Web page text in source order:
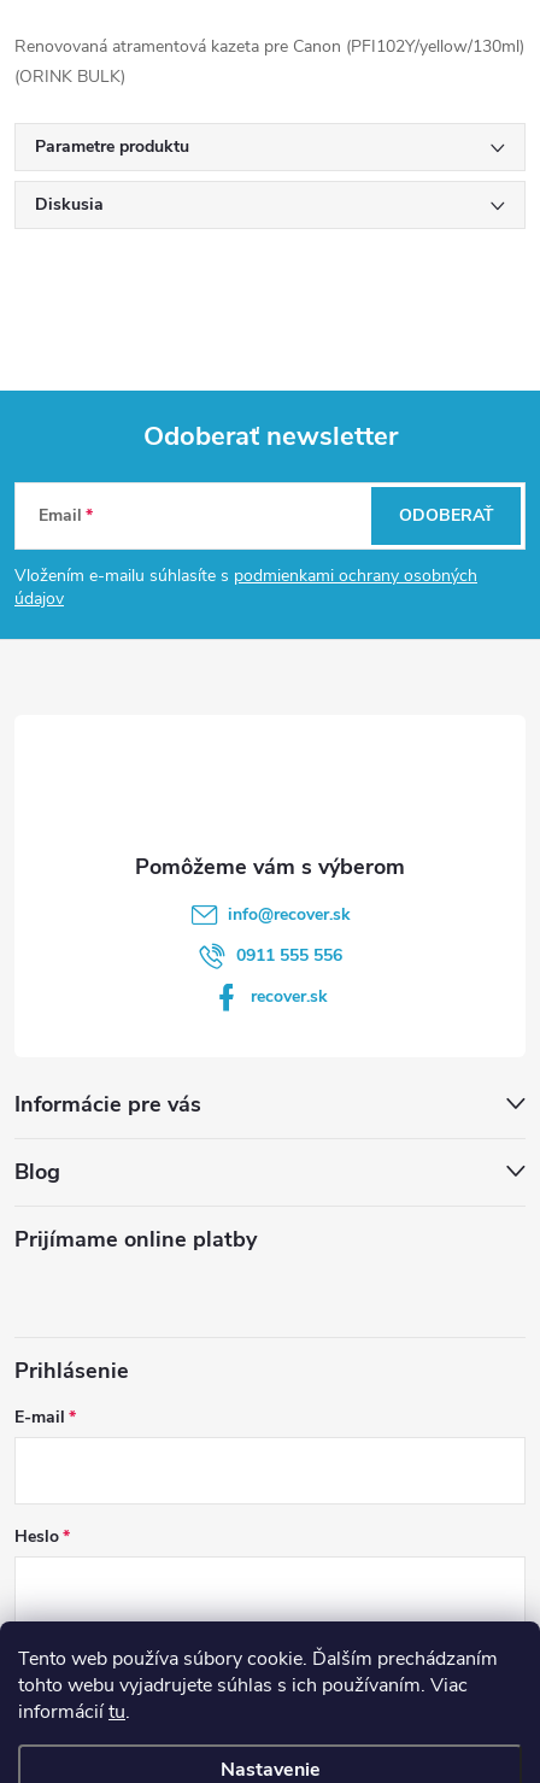
Tento web používa súbory cookie. Ďalším prechádzaním
tohto webu vyjadrujete súhlas s ich používaním. Viac
informáciítu.
Nastavenie
Renovovaná atramentová kazeta pre Canon (PFI102Y/yellow/130ml)
(ORINK BULK)
Parametre produktu
Diskusia
Z
á
p
Odoberať newsletter
Email
Vložením e-mailu súhlasíte s podmienkami ochrany osobných
údajov
ODOBERAŤ
info@recover.sk
0911 555 556
recover.sk
Informácie pre vás
Blog
Prijímame online platby
Prihlásenie
E-mail
Heslo
PRIHLÁSIŤ SA